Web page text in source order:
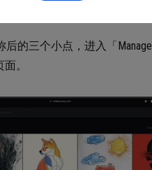
后的三个小点，进入「Manage
。